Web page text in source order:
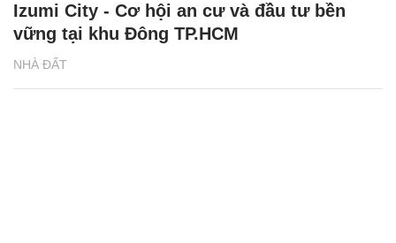
NHÀ ĐẤT
Izumi City - Cơ hội an cư và đầu tư bền
vững tại khu Đông TP.HCM